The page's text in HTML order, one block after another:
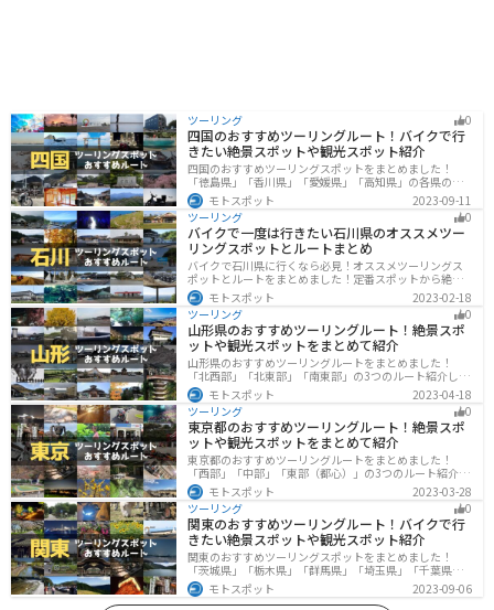
ツーリング 0
四国のおすすめツーリングルート！バイクで行
きたい絶景スポットや観光スポット紹介
四国のおすすめツーリングスポットをまとめました！
「徳島県」「香川県」「愛媛県」「高知県」の各県の観
光地紹介します。自然豊かな山々や湖、温泉地が点在
し、四季折々の景色を楽しめるスポットが多数ありま
す。バイクで四国にツーリングに行く際は参考にしてく
ださい。
モトスポット
2023-09-11
ツーリング
0
バイクで一度は行きたい石川県のオススメツー
リングスポットとルートまとめ
バイクで石川県に行くなら必見！オススメツーリングス
ポットとルートをまとめました！定番スポットから絶景
スポット、温泉、海、グルメなど様々なジャンルで楽し
めます。バイクで石川ツーリングに行こうと思っている
人は、参考にしてください。
モトスポット
2023-02-18
ツーリング
0
山形県のおすすめツーリングルート！絶景スポ
ットや観光スポットをまとめて紹介
山形県のおすすめツーリングルートをまとめました！
「北西部」「北東部」「南東部」の3つのルート紹介しま
す。豊かな自然と歴史的な観光スポット、山と海どちら
も堪能できるスポットが多数あります。バイクで山形県
にツーリングに行く際は参考にしてください。
モトスポット
2023-04-18
ツーリング
0
東京都のおすすめツーリングルート！絶景スポ
ットや観光スポットをまとめて紹介
東京都のおすすめツーリングルートをまとめました！
「西部」「中部」「東部（都心）」の3つのルート紹介し
ます。西に行けば奥多摩の自然、東に行けば都心スポッ
トと、自然も街も楽しめるスポットが多数あります。バ
イクで東京都にツーリングに行く際は参考にしてくださ
い。
モトスポット
2023-03-28
ツーリング
0
関東のおすすめツーリングルート！バイクで行
きたい絶景スポットや観光スポット紹介
関東のおすすめツーリングスポットをまとめました！
「茨城県」「栃木県」「群馬県」「埼玉県」「千葉県」
「東京都」「神奈川県」の各県の観光地紹介します。自
然豊かな山々や湖、温泉地が点在し、四季折々の景色を
モトスポット 2023-09-06